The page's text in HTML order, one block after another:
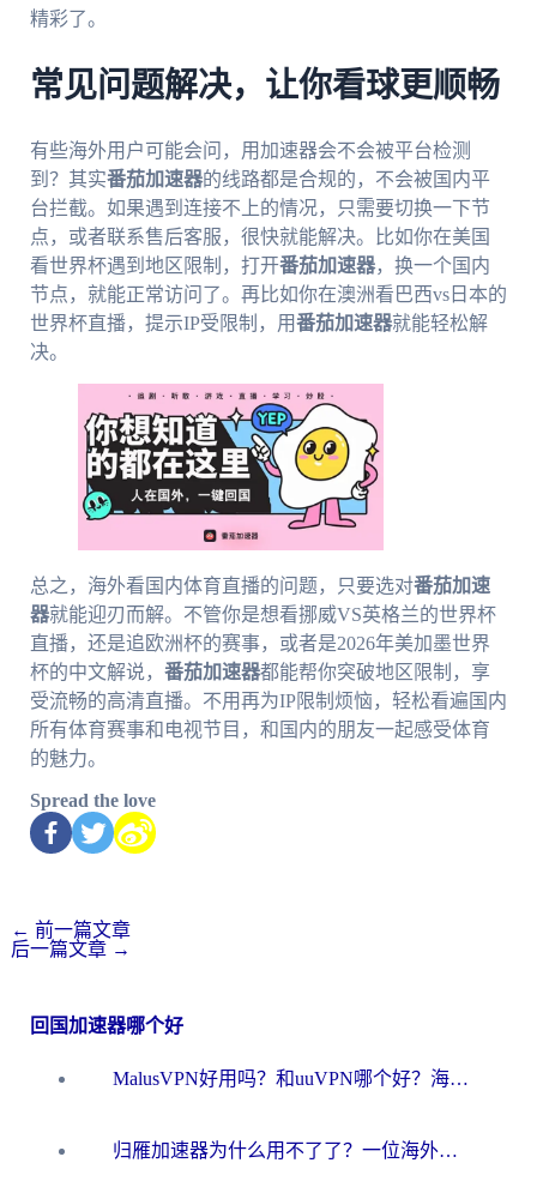
精彩了。
常见问题解决，让你看球更顺畅
有些海外用户可能会问，用加速器会不会被平台检测
到？其实番茄加速器的线路都是合规的，不会被国内平
台拦截。如果遇到连接不上的情况，只需要切换一下节
点，或者联系售后客服，很快就能解决。比如你在美国
看世界杯遇到地区限制，打开番茄加速器，换一个国内
节点，就能正常访问了。再比如你在澳洲看巴西vs日本的
世界杯直播，提示IP受限制，用番茄加速器就能轻松解
决。
总之，海外看国内体育直播的问题，只要选对番茄加速
器就能迎刃而解。不管你是想看挪威VS英格兰的世界杯
直播，还是追欧洲杯的赛事，或者是2026年美加墨世界
杯的中文解说， 番茄加速器都能帮你突破地区限制，享
受流畅的高清直播。不用再为IP限制烦恼，轻松看遍国内
所有体育赛事和电视节目，和国内的朋友一起感受体育
的魅力。
Spread the love
← 前一篇文章
后一篇文章 →
回国加速器哪个好
MalusVPN好用吗？和uuVPN哪个好？海外党无缝访问国内资源的真实对比与选择指南
归雁加速器为什么用不了了？一位海外游子的真实困惑与技术解答